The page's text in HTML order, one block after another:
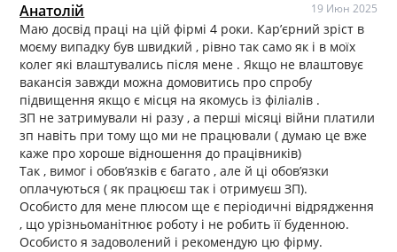
Анатолій 19 Июн 2025
Маю досвід праці на цій фірмі 4 роки. Кар’єрний зріст в
моєму випадку був швидкий , рівно так само як і в моїх
колег які влаштувались після мене . Якщо не влаштовує
вакансія завжди можна домовитись про спробу
підвищення якщо є місця на якомусь із філіалів .
ЗП не затримували ні разу , а перші місяці війни платили
зп навіть при тому що ми не працювали ( думаю це вже
каже про хороше відношення до працівників)
Так , вимог і обов’язків є багато , але й ці обов’язки
оплачуються ( як працюєш так і отримуєш ЗП).
Особисто для мене плюсом ще є періодичні відрядження
, що урізньоманітнює роботу і не робить її буденною.
Особисто я задоволений і рекомендую цю фірму.